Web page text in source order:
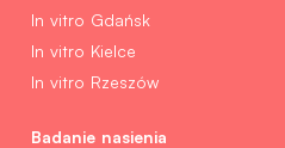
In vitro Gdańsk
In vitro Kielce
In vitro Rzeszów
Badanie nasienia